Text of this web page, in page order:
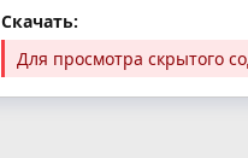
Скачать:
Для просмотра скрытого